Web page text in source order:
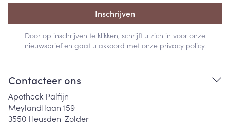
Inschrijven
Door op inschrijven te klikken, schrijft u zich in voor onze
nieuwsbrief en gaat u akkoord met onze privacy policy.
Contacteer ons
Apotheek Palfijn
Meylandtlaan 159
3550 Heusden-Zolder